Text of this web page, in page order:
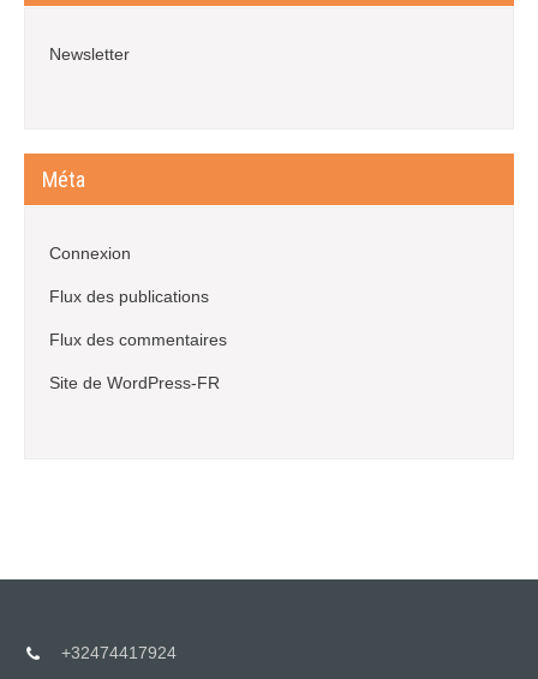
Newsletter
Méta
Connexion
Flux des publications
Flux des commentaires
Site de WordPress-FR
+32474417924